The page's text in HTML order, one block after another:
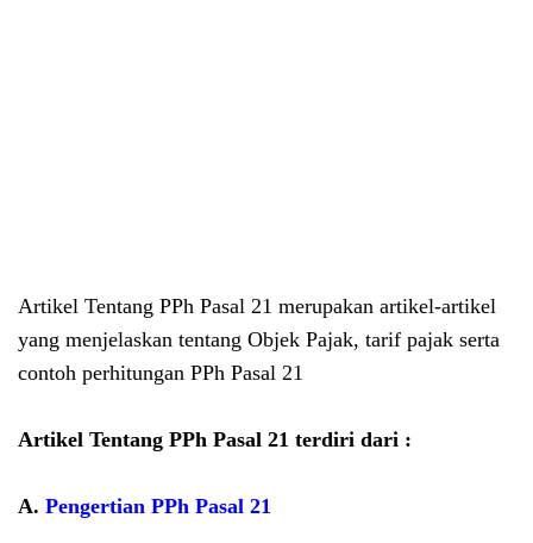
Artikel Tentang PPh Pasal 21 merupakan artikel-artikel
yang menjelaskan tentang Objek Pajak, tarif pajak serta
contoh perhitungan PPh Pasal 21
Artikel Tentang PPh Pasal 21 terdiri dari :
A. Pengertian PPh Pasal 21